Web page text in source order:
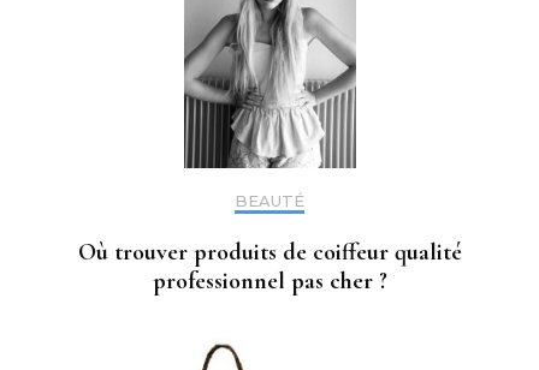
BEAUTÉ
Où trouver produits de coiffeur qualité
professionnel pas cher ?